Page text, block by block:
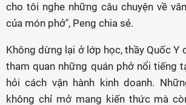
cho tôi nghe những câu chuyện về
của món phở", Peng chia sẻ.
Không dừng lại ở lớp học, thầy Quốc Y
tham quan những quán phở nổi tiếng
hỏi cách vận hành kinh doanh.
không chỉ mở mang kiến thức mà